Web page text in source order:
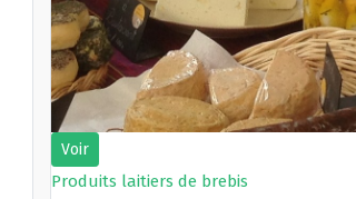
Voir
Produits laitiers de brebis